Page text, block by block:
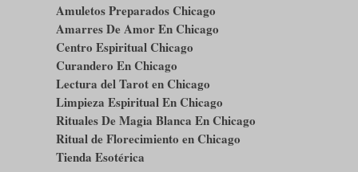
Amuletos Preparados Chicago
Amarres De Amor En Chicago
Centro Espiritual Chicago
Curandero En Chicago
Lectura del Tarot en Chicago
Limpieza Espiritual En Chicago
Rituales De Magia Blanca En Chicago
Ritual de Florecimiento en Chicago
Tienda Esotérica